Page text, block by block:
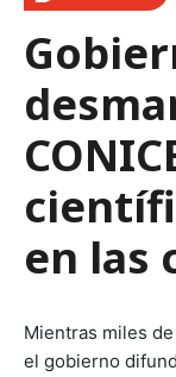
en las
Mientras miles
el gobierno